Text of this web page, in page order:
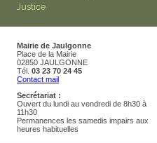
Justice
Mairie de Jaulgonne
Place de la Mairie
02850 JAULGONNE
Tél.03 23 70 24 45
Contact mail
Secrétariat :
Ouvert du lundi au vendredi de 8h30 à
11h30
Permanences les samedis impairs aux
heures habituelles